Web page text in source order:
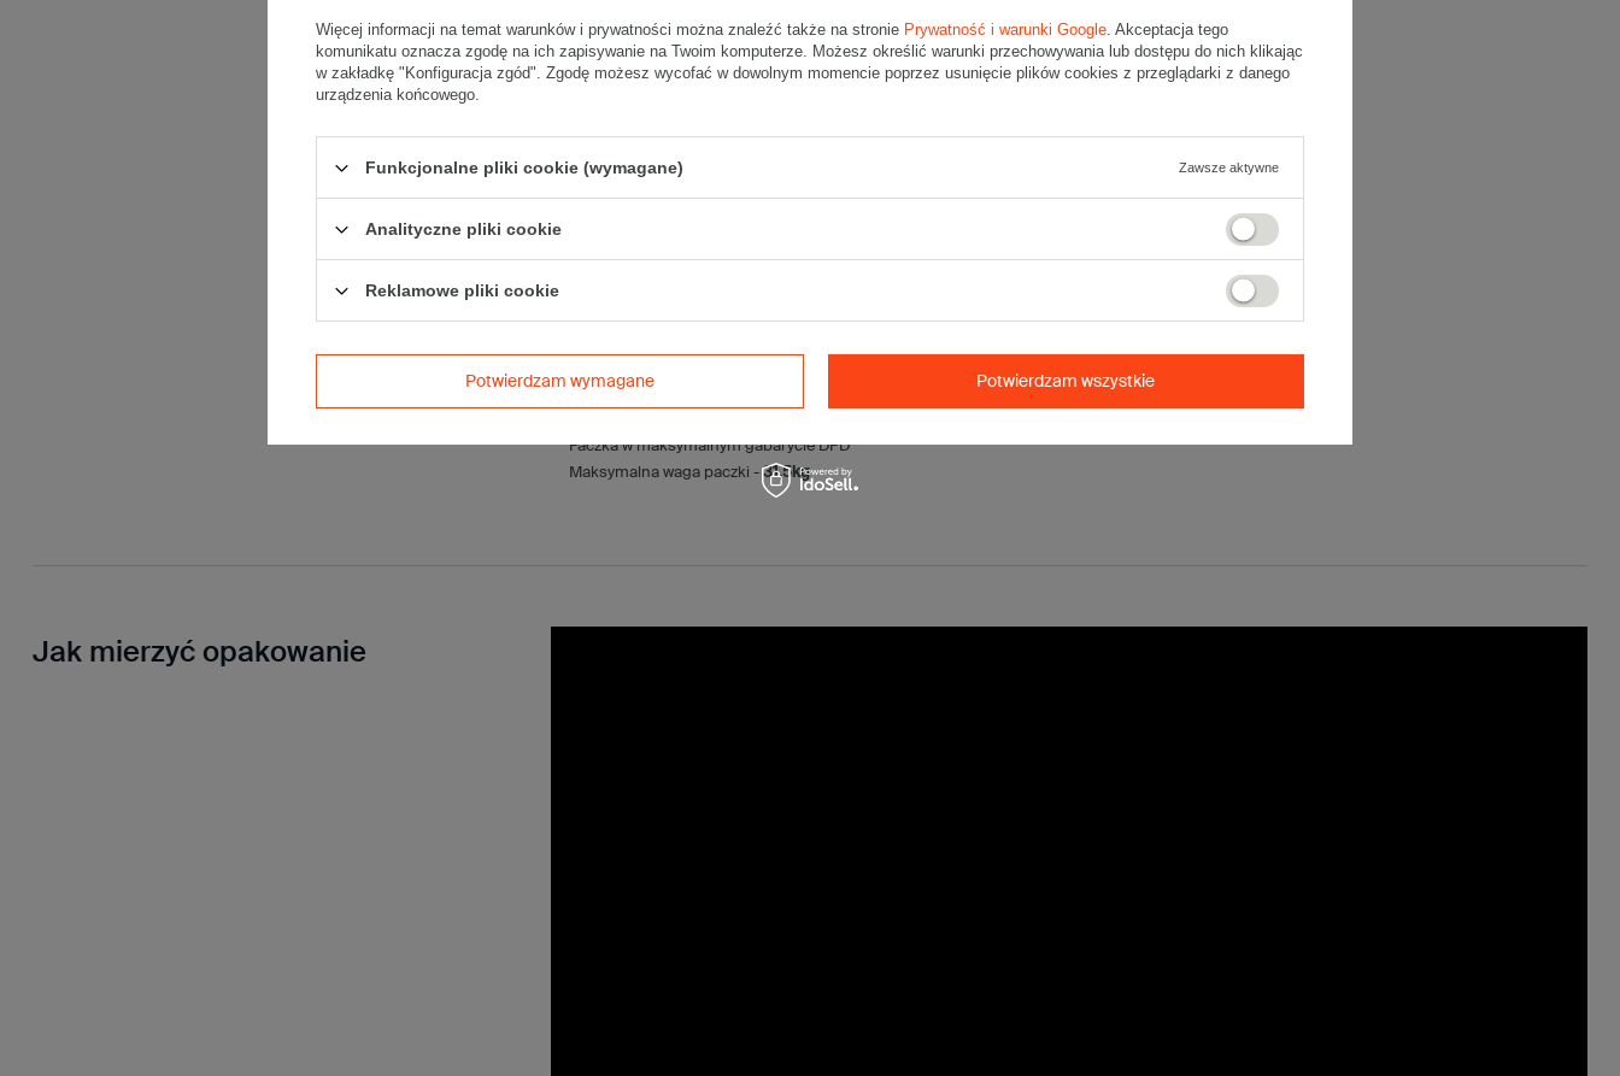
Materiał
• tektura falista:3-warstwowa
• fala:B
Dodatkowe:
• waga jednostkowa (+/-5%):135 g
• Poczta Polska Paczka A
• Pocztex M
Paczka w maksymalnym gabarycie DPD
Maksymalna waga paczki -31,5kg
Jak mierzyć opakowanie
Więcej informacji na temat warunków i prywatności można znaleźć także na stronie Prywatność i warunki Google. Akceptacja tego
komunikatu oznacza zgodę na ich zapisywanie na Twoim komputerze. Możesz określić warunki przechowywania lub dostępu do nich klikając
w zakładkę "Konfiguracja zgód". Zgodę możesz wycofać w dowolnym momencie poprzez usunięcie plików cookies z przeglądarki z danego
urządzenia końcowego.
Funkcjonalne pliki cookie (wymagane) Zawsze aktywne
Analityczne pliki cookie
Reklamowe pliki cookie
Potwierdzam wymagane Potwierdzam wszystkie